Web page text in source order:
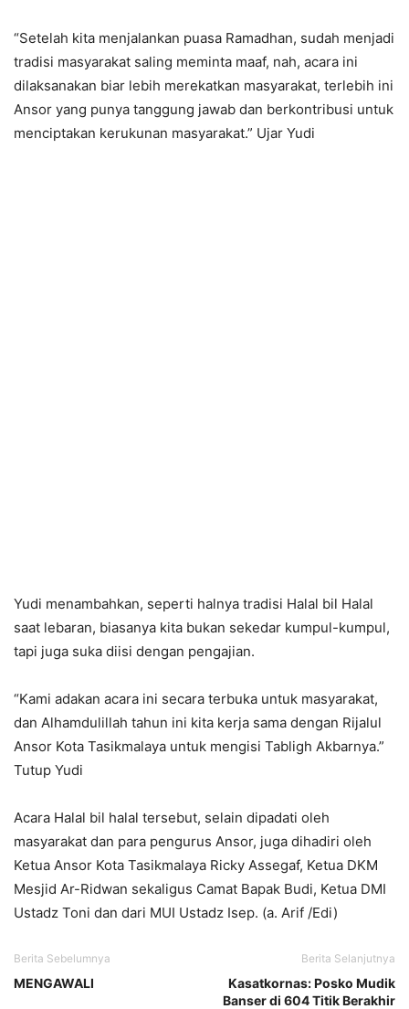
“Setelah kita menjalankan puasa Ramadhan, sudah menjadi
tradisi masyarakat saling meminta maaf, nah, acara ini
dilaksanakan biar lebih merekatkan masyarakat, terlebih ini
Ansor yang punya tanggung jawab dan berkontribusi untuk
menciptakan kerukunan masyarakat.” Ujar Yudi
Yudi menambahkan, seperti halnya tradisi Halal bil Halal
saat lebaran, biasanya kita bukan sekedar kumpul-kumpul,
tapi juga suka diisi dengan pengajian.
“Kami adakan acara ini secara terbuka untuk masyarakat,
dan Alhamdulillah tahun ini kita kerja sama dengan Rijalul
Ansor Kota Tasikmalaya untuk mengisi Tabligh Akbarnya.”
Tutup Yudi
Acara Halal bil halal tersebut, selain dipadati oleh
masyarakat dan para pengurus Ansor, juga dihadiri oleh
Ketua Ansor Kota Tasikmalaya Ricky Assegaf, Ketua DKM
Mesjid Ar-Ridwan sekaligus Camat Bapak Budi, Ketua DMI
Ustadz Toni dan dari MUI Ustadz Isep. (a. Arif /Edi)
Berita Sebelumnya
MENGAWALI
Berita Selanjutnya
Kasatkornas: Posko Mudik
Banser di 604 Titik Berakhir